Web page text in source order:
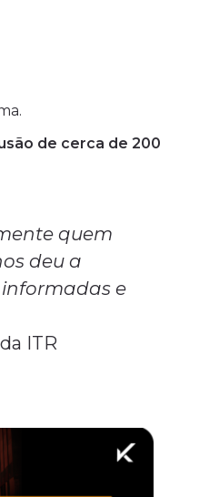
de cerca de 200
quem
deu a
e
ITR